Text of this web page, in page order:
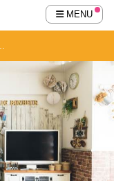
MENU